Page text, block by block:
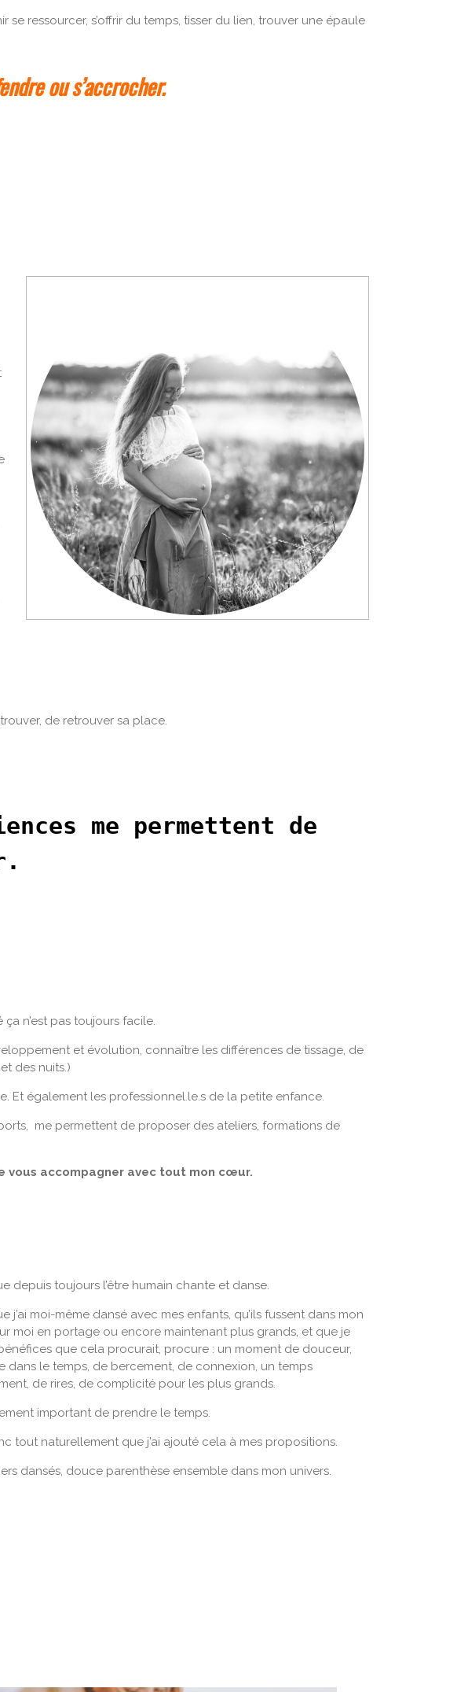
se ressourcer, s’offrir du temps, tisser du lien, trouver une épaule
ou s’accrocher.
de retrouver sa place.
me permettent de
n’est pas toujours facile.
et évolution, connaître les différences de tissage, de
des nuits.)
Et également les professionnel.le.s de la petite enfance.
me permettent de proposer des ateliers, formations de
vous accompagner avec tout mon cœur.
depuis toujours l’être humain chante et danse.
j’ai moi-même dansé avec mes enfants, qu’ils fussent dans mon
moi en portage ou encore maintenant plus grands, et que je
que cela procurait, procure : un moment de douceur,
dans le temps, de bercement, de connexion, un temps
de rires, de complicité pour les plus grands.
important de prendre le temps.
tout naturellement que j’ai ajouté cela à mes propositions.
dansés, douce parenthèse ensemble dans mon univers.